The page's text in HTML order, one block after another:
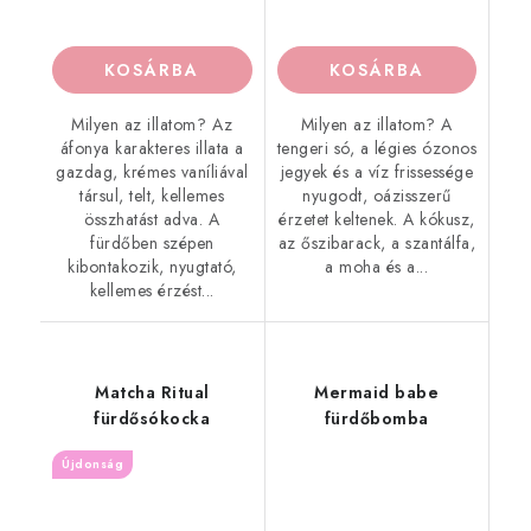
KOSÁRBA
Milyen az illatom? Az
áfonya karakteres illata a
gazdag, krémes vaníliával
társul, telt, kellemes
összhatást adva. A
fürdőben szépen
kibontakozik, nyugtató,
kellemes érzést...
KOSÁRBA
Milyen az illatom? A
tengeri só, a légies ózonos
jegyek és a víz frissessége
nyugodt, oázisszerű
érzetet keltenek. A kókusz,
az őszibarack, a szantálfa,
a moha és a...
Matcha Ritual
fürdősókocka
Újdonság
Mermaid babe
fürdőbomba